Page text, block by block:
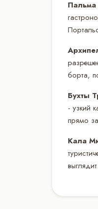
Пальма
борта,
Бухты
- узкий
прямо
Кала